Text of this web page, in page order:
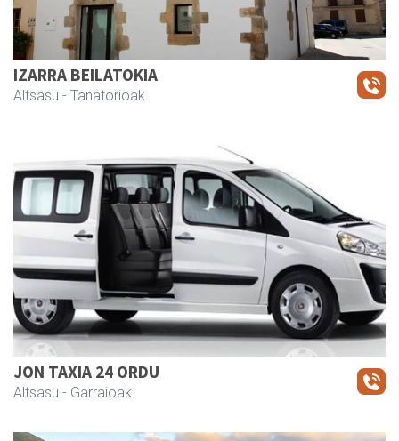
IZARRA BEILATOKIA
Altsasu - Tanatorioak
JON TAXIA 24 ORDU
Altsasu - Garraioak